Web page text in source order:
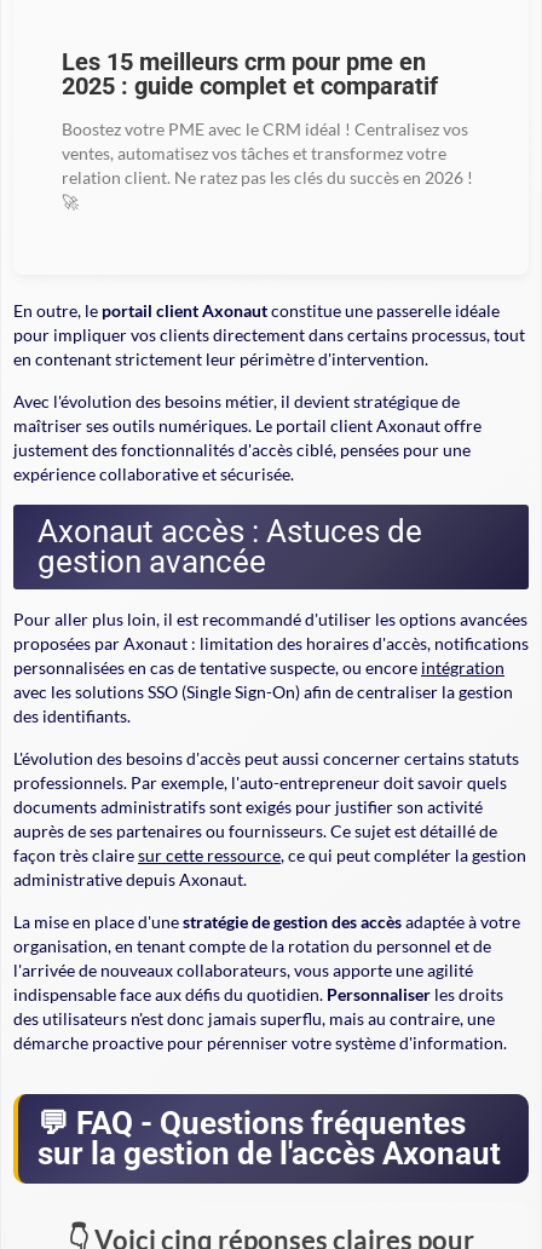
Les 15 meilleurs crm pour pme en
2025 : guide complet et comparatif
Boostez votre PME avec le CRM idéal ! Centralisez vos
ventes, automatisez vos tâches et transformez votre
relation client. Ne ratez pas les clés du succès en 2026 !
🚀
En outre, le portail client Axonautconstitue une passerelle idéale
pour impliquer vos clients directement dans certains processus, tout
en contenant strictement leur périmètre d'intervention.
Avec l'évolution des besoins métier, il devient stratégique de
maîtriser ses outils numériques. Le portail client Axonaut offre
justement des fonctionnalités d'accès ciblé, pensées pour une
expérience collaborative et sécurisée.
Axonaut accès : Astuces de
gestion avancée
Pour aller plus loin, il est recommandé d'utiliser les options avancées
proposées par Axonaut : limitation des horaires d'accès, notifications
personnalisées en cas de tentative suspecte, ou encore intégration
avec les solutions SSO (Single Sign-On) afin de centraliser la gestion
des identifiants.
L'évolution des besoins d'accès peut aussi concerner certains statuts
professionnels. Par exemple, l'auto-entrepreneur doit savoir quels
documents administratifs sont exigés pour justifier son activité
auprès de ses partenaires ou fournisseurs. Ce sujet est détaillé de
façon très clairesur cette ressource, ce qui peut compléter la gestion
administrative depuis Axonaut.
La mise en place d'unestratégie de gestion des accèsadaptée à votre
organisation, en tenant compte de la rotation du personnel et de
l'arrivée de nouveaux collaborateurs, vous apporte une agilité
indispensable face aux défis du quotidien. Personnaliser les droits
des utilisateurs n'est donc jamais superflu, mais au contraire, une
démarche proactive pour pérenniser votre système d'information.
FAQ - Questions fréquentes
sur la gestion de l'accès Axonaut
Voici cinq réponses claires pour